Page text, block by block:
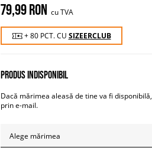
79,99 RON cu TVA
+ 80 PCT. CU SIZEERCLUB
PRODUS INDISPONIBIL
Dacă mărimea aleasă de tine va fi
prin e-mail.
Alege mărimea